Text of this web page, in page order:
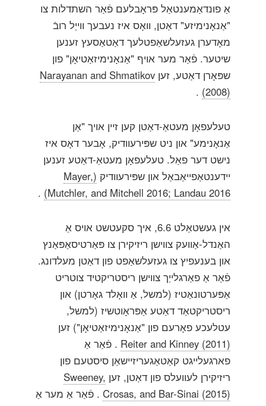
אַ פונדאַמענטאַל פּראָבלעם פֿאַר השתדלות צו
"אַנאָנימיזע" דאַטן, וואָס איז נעבעך ווייַל רובֿ
מאָדערן געזעלשאַפטלעך דאַטאַסעץ זענען
שיטער. פֿאַר מער אויף "אַנאָנימיזאַטיאָן" פון
שפּאָרן דאַטע, זען Narayanan and Shmatikov
(2008)
.
טעלעפאָן מעטאַ-דאַטן קען זיין אויך "אַן
אַנאָנימע" און ניט שפּירעוודיק, אָבער דאָס איז
נישט דער פאַל. טעלעפאָן מעטאַ-דאַטע זענען
יידענטאַפייאַבאַל און שפּירעוודיק (Mayer,
Mutchler, and Mitchell 2016; Landau 2016)
.
אין געשטאַלט 6.6, איך סקעטשט אויס אַ
האַנדל-אַוועק צווישן ריזיקירן צו פּאַרטיסאַפּאַנץ
און בענעפיץ צו געזעלשאַפט פון דאַטן מעלדונג.
פֿאַר אַ פאַרגלייַך צווישן ריסטריקטיד צוטריט
אַפּערטונאַטיז (למשל, אַ וואָלד גאָרטן) און
ריסטריקטאַד דאַטע אַפּראָוטשיז (למשל,
עטלעכע פאָרעם פון "אַנאָנימיזאַטיאָן") זען
Reiter and Kinney (2011) . פֿאַר אַ
פארגעלייגט קאַטאַגעריזיישאַן סיסטעם פון
ריזיקירן לעוועלס פון דאַטן, זען Sweeney,
Crosas, and Bar-Sinai (2015) . פֿאַר אַ מער אַ